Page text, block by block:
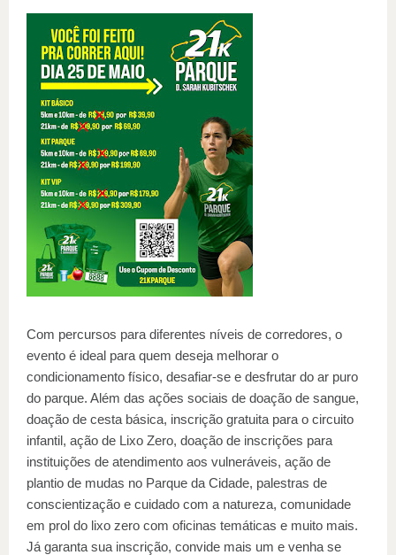
Com percursos para diferentes níveis de corredores, o
evento é ideal para quem deseja melhorar o
condicionamento físico, desafiar-se e desfrutar do ar puro
do parque. Além das ações sociais de doação de sangue,
doação de cesta básica, inscrição gratuita para o circuito
infantil, ação de Lixo Zero, doação de inscrições para
instituições de atendimento aos vulneráveis, ação de
plantio de mudas no Parque da Cidade, palestras de
conscientização e cuidado com a natureza, comunidade
em prol do lixo zero com oficinas temáticas e muito mais.
Já garanta sua inscrição, convide mais um e venha se